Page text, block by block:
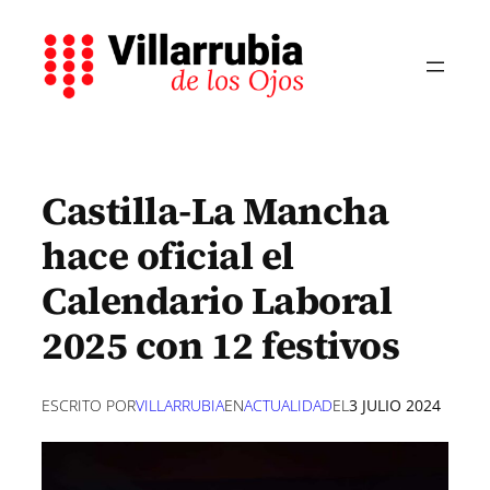
contenido
Castilla-La Mancha
hace oficial el
Calendario Laboral
2025 con 12 festivos
ESCRITO PORVILLARRUBIAENACTUALIDADEL3 JULIO 2024